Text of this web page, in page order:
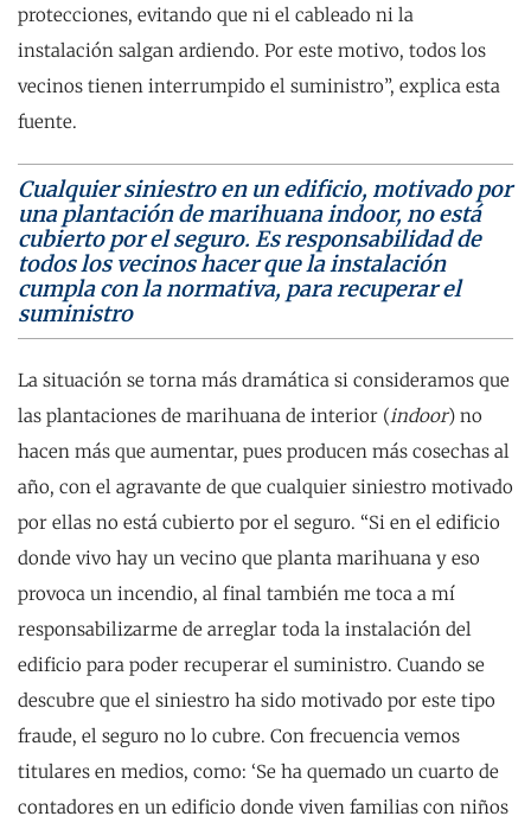
protecciones, evitando que ni el cableado ni la
instalación salgan ardiendo. Por este motivo, todos los
vecinos tienen interrumpido el suministro”, explica esta
fuente.
Cualquier siniestro en un edificio, motivado por
una plantación de marihuana indoor, no está
cubierto por el seguro. Es responsabilidad de
todos los vecinos hacer que la instalación
cumpla con la normativa, para recuperar el
suministro
La situación se torna más dramática si consideramos que
las plantaciones de marihuana de interior (indoor) no
hacen más que aumentar, pues producen más cosechas al
año, con el agravante de que cualquier siniestro motivado
por ellas no está cubierto por el seguro. “Si en el edificio
donde vivo hay un vecino que planta marihuana y eso
provoca un incendio, al final también me toca a mí
responsabilizarme de arreglar toda la instalación del
edificio para poder recuperar el suministro. Cuando se
descubre que el siniestro ha sido motivado por este tipo
fraude, el seguro no lo cubre. Con frecuencia vemos
titulares en medios, como: ‘Se ha quemado un cuarto de
contadores en un edificio donde viven familias con niños